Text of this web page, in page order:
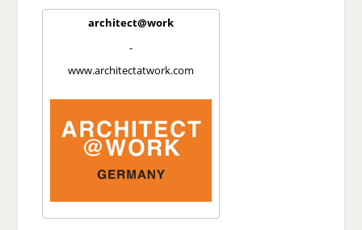
architect@work
-
www.architectatwork.com